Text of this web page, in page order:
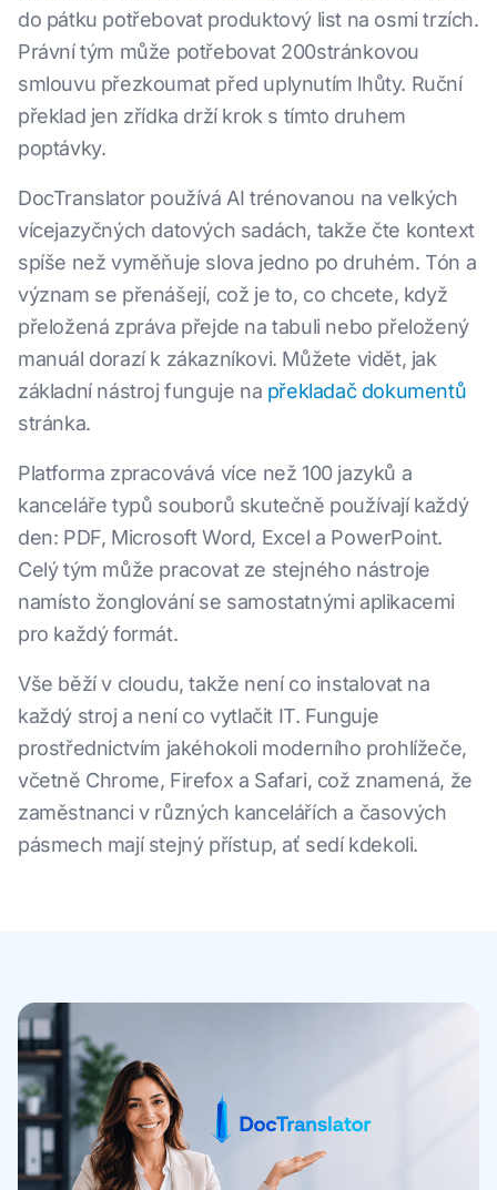
do pátku potřebovat produktový list na osmi trzích.
Právní tým může potřebovat 200stránkovou
smlouvu přezkoumat před uplynutím lhůty. Ruční
překlad jen zřídka drží krok s tímto druhem
poptávky.
DocTranslator používá AI trénovanou na velkých
vícejazyčných datových sadách, takže čte kontext
spíše než vyměňuje slova jedno po druhém. Tón a
význam se přenášejí, což je to, co chcete, když
přeložená zpráva přejde na tabuli nebo přeložený
manuál dorazí k zákazníkovi. Můžete vidět, jak
základní nástroj funguje na překladač dokumentů
stránka.
Platforma zpracovává více než 100 jazyků a
kanceláře typů souborů skutečně používají každý
den: PDF, Microsoft Word, Excel a PowerPoint.
Celý tým může pracovat ze stejného nástroje
namísto žonglování se samostatnými aplikacemi
pro každý formát.
Vše běží v cloudu, takže není co instalovat na
každý stroj a není co vytlačit IT. Funguje
prostřednictvím jakéhokoli moderního prohlížeče,
včetně Chrome, Firefox a Safari, což znamená, že
zaměstnanci v různých kancelářích a časových
pásmech mají stejný přístup, ať sedí kdekoli.